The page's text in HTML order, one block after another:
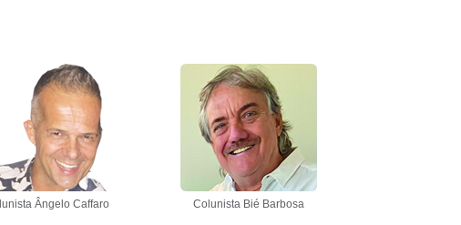
Ângelo Caffaro Colunista Bié Barbosa